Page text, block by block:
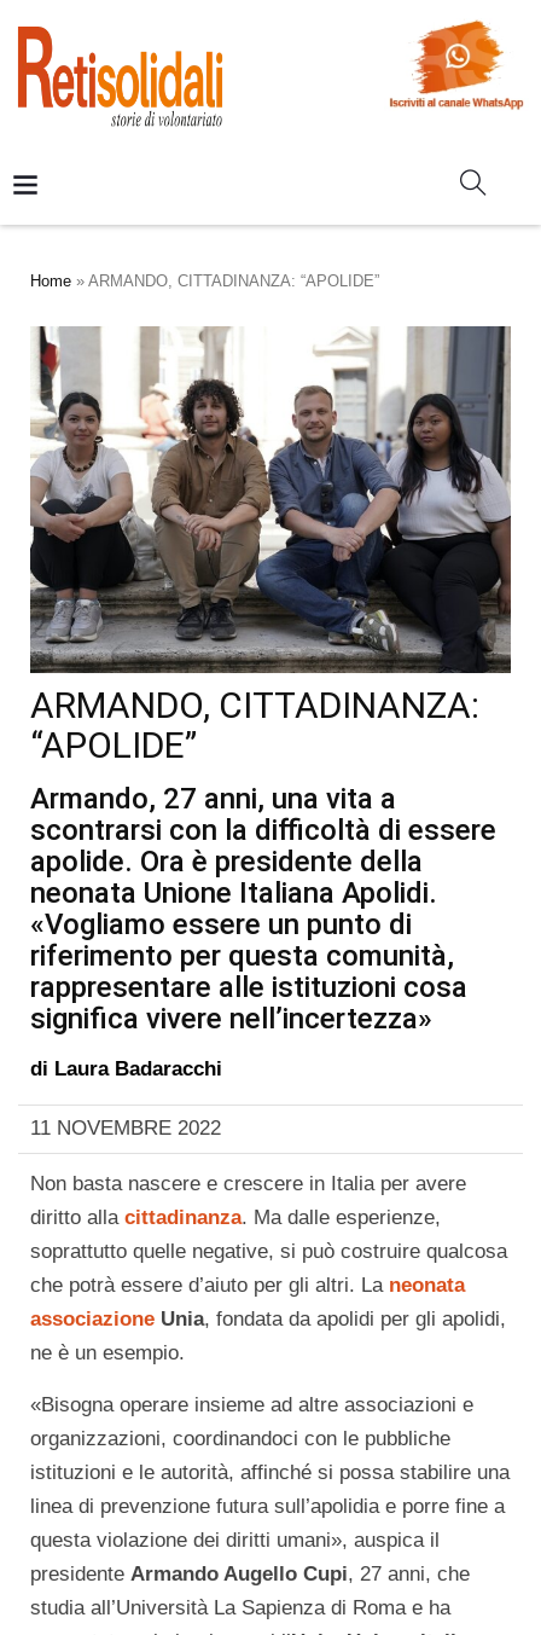
Home » ARMANDO, CITTADINANZA: “APOLIDE”
ARMANDO, CITTADINANZA:
“APOLIDE”
Armando, 27 anni, una vita a
scontrarsi con la difficoltà di essere
apolide. Ora è presidente della
neonata Unione Italiana Apolidi.
«Vogliamo essere un punto di
riferimento per questa comunità,
rappresentare alle istituzioni cosa
significa vivere nell’incertezza»
di Laura Badaracchi
11 NOVEMBRE 2022
Non basta nascere e crescere in Italia per avere
diritto alla cittadinanza. Ma dalle esperienze,
soprattutto quelle negative, si può costruire qualcosa
che potrà essere d’aiuto per gli altri. La neonata
associazione Unia, fondata da apolidi per gli apolidi,
ne è un esempio.
«Bisogna operare insieme ad altre associazioni e
organizzazioni, coordinandoci con le pubbliche
istituzioni e le autorità, affinché si possa stabilire una
linea di prevenzione futura sull’apolidia e porre fine a
questa violazione dei diritti umani», auspica il
presidente Armando Augello Cupi, 27 anni, che
studia all’Università La Sapienza di Roma e ha